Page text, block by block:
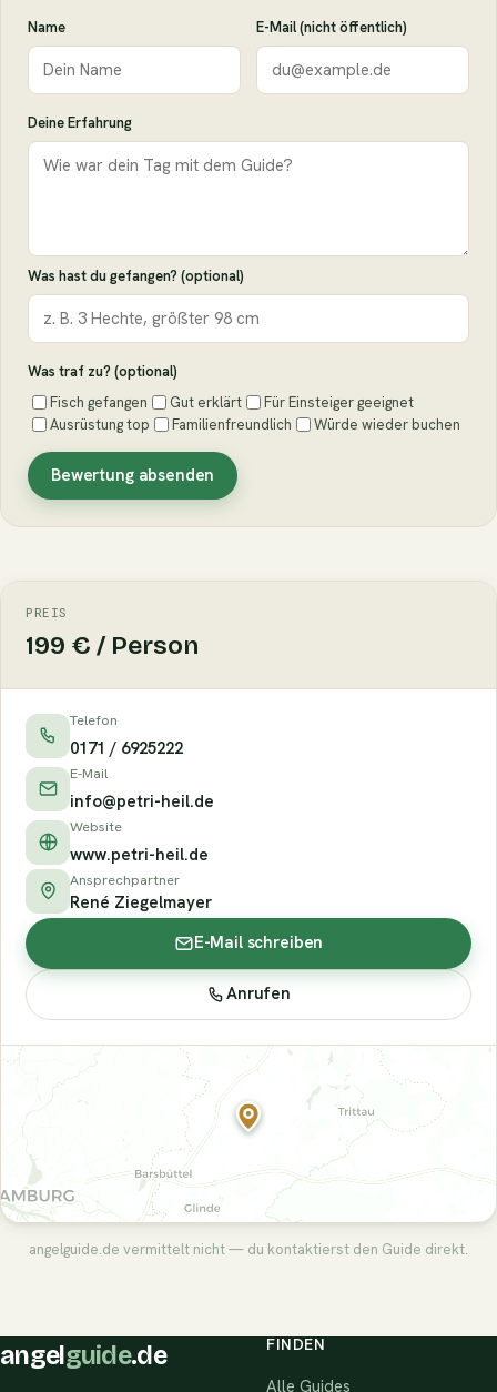
Name E-Mail (nicht öffentlich)
Deine Erfahrung
Was hast du gefangen? (optional)
Was traf zu? (optional)
Fisch gefangen
Gut erklärt
Für Einsteiger geeignet
Ausrüstung top
Familienfreundlich Würde wieder buchen
Bewertung absenden
PREIS
199 € / Person
Telefon
0171 / 6925222
E-Mail
info@petri-heil.de
Website
www.petri-heil.de
Ansprechpartner
René Ziegelmayer
E-Mail schreiben
Anrufen
angelguide.de vermittelt nicht — du kontaktierst den Guide direkt.
angelguide.de FINDEN
Alle Guides